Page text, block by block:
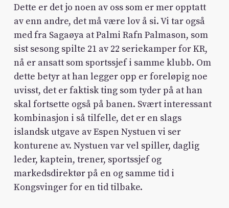
Dette er det jo noen av oss som er mer opptatt
av enn andre, det må være lov å si. Vi tar også
med fra Sagaøya at Palmi Rafn Palmason, som
sist sesong spilte 21 av 22 seriekamper for KR,
nå er ansatt som sportssjef i samme klubb. Om
dette betyr at han legger opp er foreløpig noe
uvisst, det er faktisk ting som tyder på at han
skal fortsette også på banen. Svært interessant
kombinasjon i så tilfelle, det er en slags
islandsk utgave av Espen Nystuen vi ser
konturene av. Nystuen var vel spiller, daglig
leder, kaptein, trener, sportssjef og
markedsdirektør på en og samme tid i
Kongsvinger for en tid tilbake.